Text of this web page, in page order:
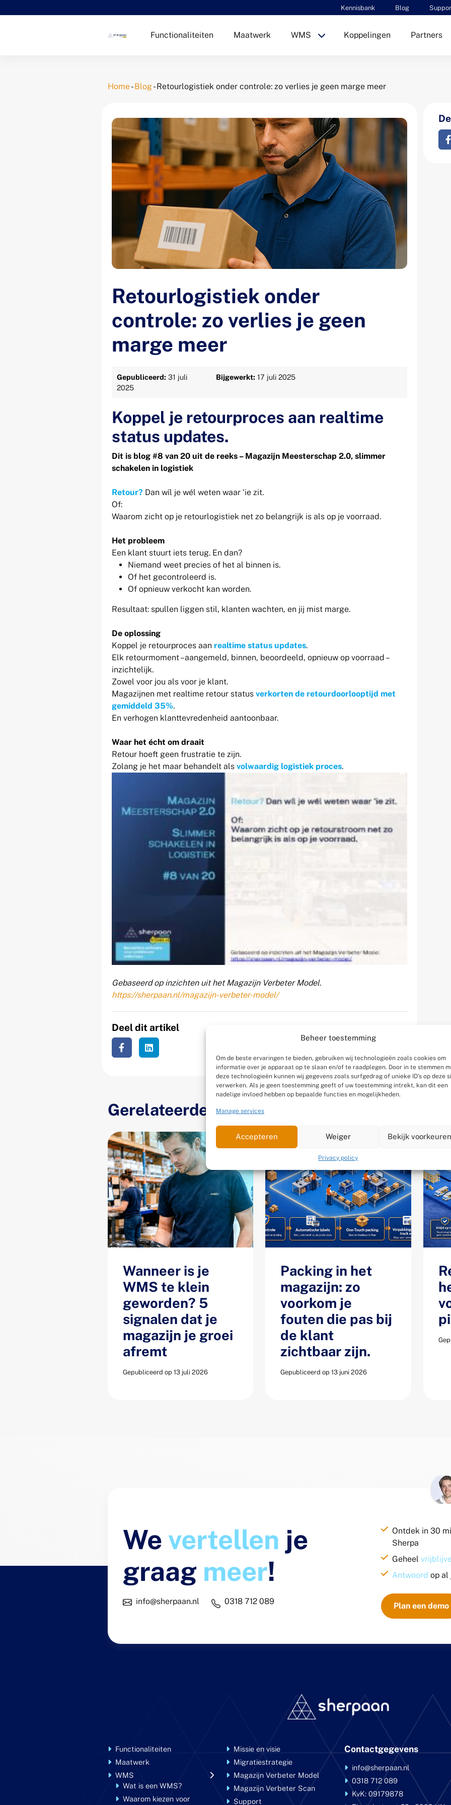
Beheer toestemming
Om de beste ervaringen te bieden, gebruiken wij technologieën zoals cookies om
informatie over je apparaat op te slaan en/of te raadplegen. Door in te stemmen
deze technologieën kunnen wij gegevens zoals surfgedrag of unieke ID's op deze
verwerken. Als je geen toestemming geeft of uw toestemming intrekt, kan dit een
nadelige invloed hebben op bepaalde functies en mogelijkheden.
Manage services
Accepteren Weiger Bekijk voorkeuren
Privacy policy
Kennisbank Blog
Functionaliteiten Maatwerk WMS Koppelingen Partners
Home-Blog-Retourlogistiek onder controle: zo verlies je geen marge meer
Retourlogistiek onder
controle: zo verlies je geen
marge meer
Gepubliceerd: 31 juli
2025
Bijgewerkt: 17 juli 2025
Koppel je retourproces aan realtime
status updates.
Dit is blog #8 van 20 uit de reeks – Magazijn Meesterschap 2.0, slimmer
schakelen in logistiek
Retour? Dan wíl je wél weten waar ‘ie zit.
Of:
Waarom zicht op je retourlogistiek net zo belangrijk is als op je voorraad.
Het probleem
Een klant stuurt iets terug. En dan?
Niemand weet precies of het al binnen is.
Of het gecontroleerd is.
Of opnieuw verkocht kan worden.
Resultaat: spullen liggen stil, klanten wachten, en jij mist marge.
De oplossing
Koppel je retourproces aan realtime status updates.
Elk retourmoment –aangemeld, binnen, beoordeeld, opnieuw op voorraad –
inzichtelijk.
Zowel voor jou als voor je klant.
Magazijnen met realtime retour status verkorten de retourdoorlooptijd met
gemiddeld 35%.
En verhogen klanttevredenheid aantoonbaar.
Waar het écht om draait
Retour hoeft geen frustratie te zijn.
Zolang je het maar behandelt alsvolwaardig logistiek proces.
Gebaseerd op inzichten uit het Magazijn Verbeter Model.
https://sherpaan.nl/magazijn-verbeter-model/
Deel dit artikel
Gerelateerde artikelen
Wanneer is je
WMS te klein
geworden? 5
signalen dat je
magazijn je groei
afremt
Gepubliceerd op 13 juli 2026
Packing in het
magazijn: zo
voorkom je
fouten die pas bij
de klant
zichtbaar zijn.
Gepubliceerd op 13 juni 2026
We vertellen je
graag meer!
info@sherpaan.nl 0318 712 089
Ontdek in 30
Sherpa
Geheel
Antwoord op al
Plan een demo
Functionaliteiten
Maatwerk
WMS
Wat is een WMS?
Waarom kiezen voor
Missie en visie
Migratiestrategie
Magazijn Verbeter Model
Magazijn Verbeter Scan
Support
Contactgegevens
info@sherpaan.nl
0318 712 089
KvK: 09179878